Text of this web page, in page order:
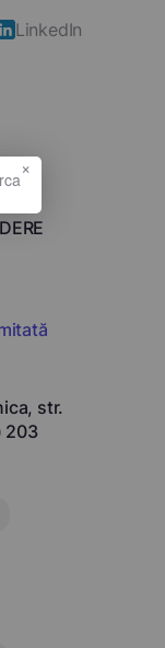
LinkedIn
str.
203
×